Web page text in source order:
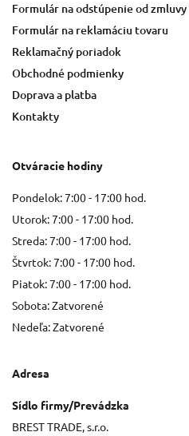
Formulár na odstúpenie od zmluvy
Formulár na reklamáciu tovaru
Reklamačný poriadok
Obchodné podmienky
Doprava a platba
Kontakty
Otváracie hodiny
Pondelok: 7:00 - 17:00 hod.
Utorok: 7:00 - 17:00 hod.
Streda: 7:00 - 17:00 hod.
Štvrtok: 7:00 - 17:00 hod.
Piatok: 7:00 - 17:00 hod.
Sobota: Zatvorené
Nedeľa: Zatvorené
Adresa
Sídlo firmy/Prevádzka
BREST TRADE, s.r.o.